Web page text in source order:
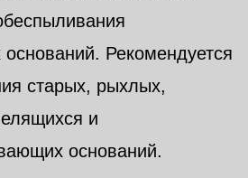
Рекомендуется
старых, рыхлых,
и
оснований.